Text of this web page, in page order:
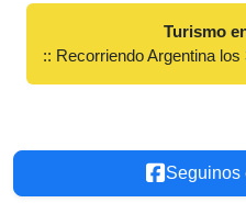
Turismo
:: Recorriendo Argentina
Seguinos